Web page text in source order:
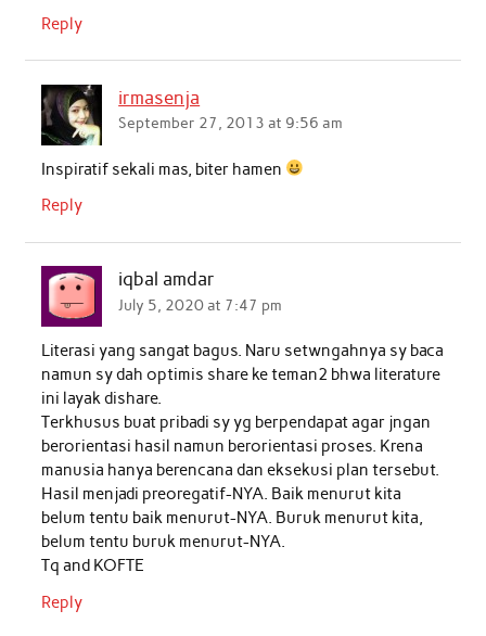
Reply
irmasenja
September 27, 2013 at 9:56 am
Inspiratif sekali mas, biter hamen
Reply
iqbal amdar
July 5, 2020 at 7:47 pm
Literasi yang sangat bagus. Naru setwngahnya sy baca
namun sy dah optimis share ke teman2 bhwa literature
ini layak dishare.
Terkhusus buat pribadi sy yg berpendapat agar jngan
berorientasi hasil namun berorientasi proses. Krena
manusia hanya berencana dan eksekusi plan tersebut.
Hasil menjadi preoregatif-NYA. Baik menurut kita
belum tentu baik menurut-NYA. Buruk menurut kita,
belum tentu buruk menurut-NYA.
Tq and KOFTE
Reply